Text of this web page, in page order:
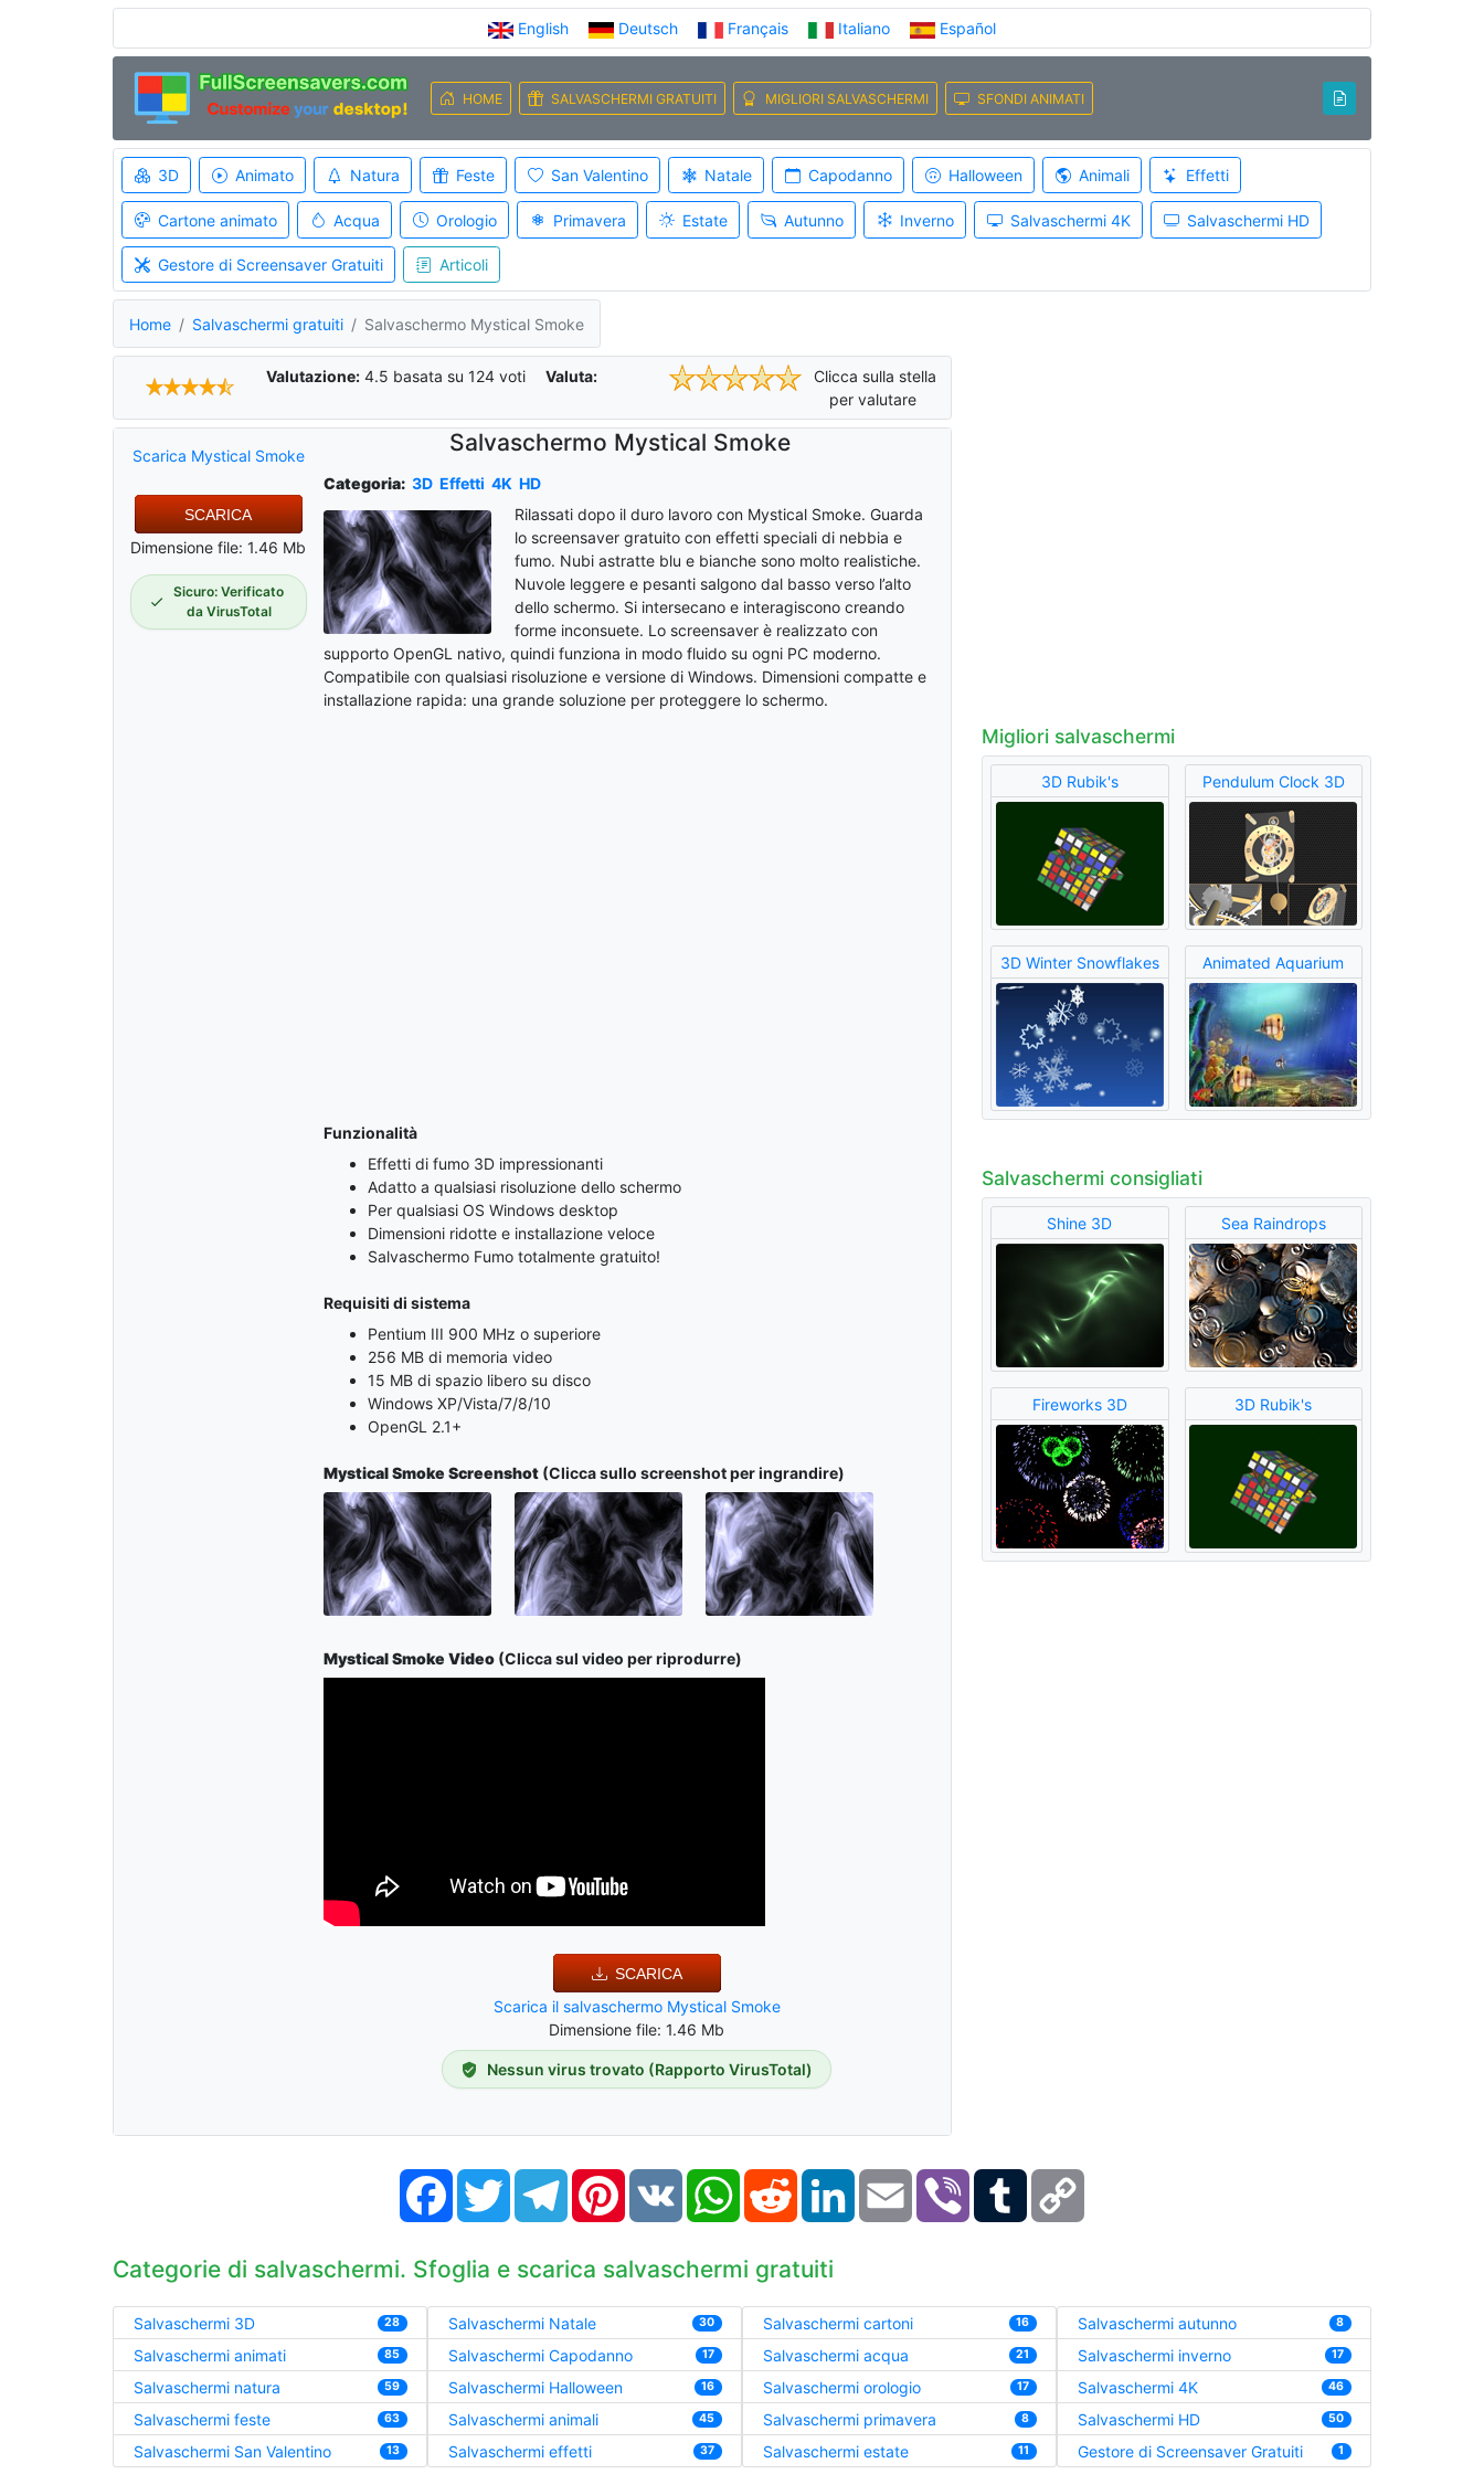
English Deutsch Français Italiano Español
HOME SALVASCHERMI GRATUITI MIGLIORI SALVASCHERMI SFONDI ANIMATI
3D Animato Natura Feste San Valentino Natale Capodanno Halloween Animali Effetti
Cartone animato Acqua Orologio Primavera Estate Autunno Inverno Salvaschermi 4K Salvaschermi HD
Gestore di Screensaver Gratuiti Articoli
Home Salvaschermi gratuiti Salvaschermo Mystical Smoke
Valutazione: 4.5 basata su 124voti Valuta:
Clicca sulla stella
per valutare
Scarica Mystical Smoke
SCARICA
Dimensione file: 1.46 Mb
Sicuro: Verificato
da VirusTotal
Salvaschermo Mystical Smoke
Categoria: 3D Effetti 4K HD
Rilassati dopo il duro lavoro con Mystical Smoke. Guarda
lo screensaver gratuito con effetti speciali di nebbia e
fumo. Nubi astratte blu e bianche sono molto realistiche.
Nuvole leggere e pesanti salgono dal basso verso l’alto
dello schermo. Si intersecano e interagiscono creando
forme inconsuete. Lo screensaver è realizzato con
supporto OpenGL nativo, quindi funziona in modo fluido su ogni PC moderno.
Compatibile con qualsiasi risoluzione e versione di Windows. Dimensioni compatte e
installazione rapida: una grande soluzione per proteggere lo schermo.
Funzionalità
Effetti di fumo 3D impressionanti
Adatto a qualsiasi risoluzione dello schermo
Per qualsiasi OS Windows desktop
Dimensioni ridotte e installazione veloce
Salvaschermo Fumo totalmente gratuito!
Requisiti di sistema
Pentium III 900 MHz o superiore
256 MB di memoria video
15 MB di spazio libero su disco
Windows XP/Vista/7/8/10
OpenGL 2.1+
Mystical Smoke Screenshot(Clicca sullo screenshot per ingrandire)
Mystical Smoke Video(Clicca sul video per riprodurre)
SCARICA
Scarica il salvaschermo Mystical Smoke
Dimensione file: 1.46 Mb
Nessun virus trovato (Rapporto VirusTotal)
Migliori salvaschermi
3D Rubik's Pendulum Clock 3D
3D Winter Snowflakes Animated Aquarium
Salvaschermi consigliati
Shine 3D Sea Raindrops
Fireworks 3D 3D Rubik's
FacebookTwitter TelegramPinterestVK WhatsAppReddit LinkedIn Email Viber Tumblr
Categorie di salvaschermi. Sfoglia e scarica salvaschermi gratuiti
Salvaschermi 3D 28
Salvaschermi animati 85
Salvaschermi natura 59
Salvaschermi feste 63
Salvaschermi San Valentino 13
Salvaschermi Natale 30
Salvaschermi Capodanno 17
Salvaschermi Halloween 16
Salvaschermi animali 45
Salvaschermi effetti 37
Salvaschermi cartoni 16
Salvaschermi acqua 21
Salvaschermi orologio 17
Salvaschermi primavera 8
Salvaschermi estate 11
Salvaschermi autunno 8
Salvaschermi inverno 17
Salvaschermi 4K 46
Salvaschermi HD 50
Gestore di Screensaver Gratuiti 1